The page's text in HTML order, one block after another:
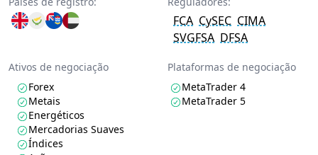
FCA CySEC CIMA
SVGFSA DFSA
Ativos de negociação
Forex
Metais
Energéticos
Mercadorias Suaves
Índices
Plataformas de negociação
MetaTrader 4
MetaTrader 5